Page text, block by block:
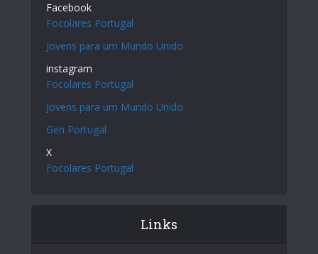
Facebook
Focolares Portugal
Jovens para um Mundo Unido
instagram
Focolares Portugal
Jovens para um Mundo Unido
Gen Portugal
X
Focolares Portugal
Links